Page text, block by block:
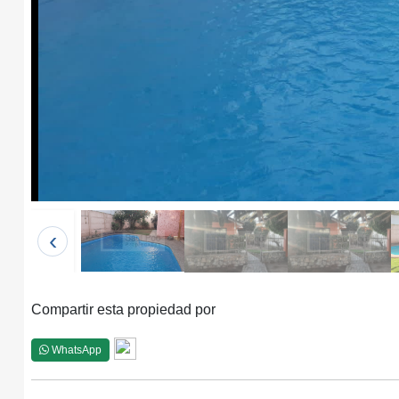
‹
Compartir esta propiedad por
WhatsApp